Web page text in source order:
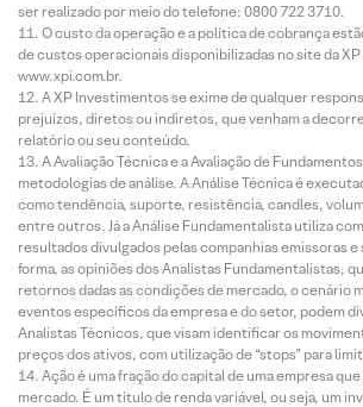
ser realizado por meio do telefone: 0800 722 3710.
O custo da operação e a política de cobrança
de custos operacionais disponibilizadas no site da
www.xpi.com.br.
A XP Investimentos se exime de qualquer
prejuízos, diretos ou indiretos, que venham a
relatório ou seu conteúdo.
A Avaliação Técnica e a Avaliação de
metodologias de análise. A Análise Técnica é
como tendência, suporte, resistência, candles,
entre outros. Já a Análise Fundamentalista utiliza
resultados divulgados pelas companhias emissoras
forma, as opiniões dos Analistas Fundamentalistas,
retornos dadas as condições de mercado, o cenário
eventos específicos da empresa e do setor, podem
Analistas Técnicos, que visam identificar os
preços dos ativos, com utilização de “stops” para
Ação é uma fração do capital de uma empresa
mercado. É um título de renda variável, ou seja, um